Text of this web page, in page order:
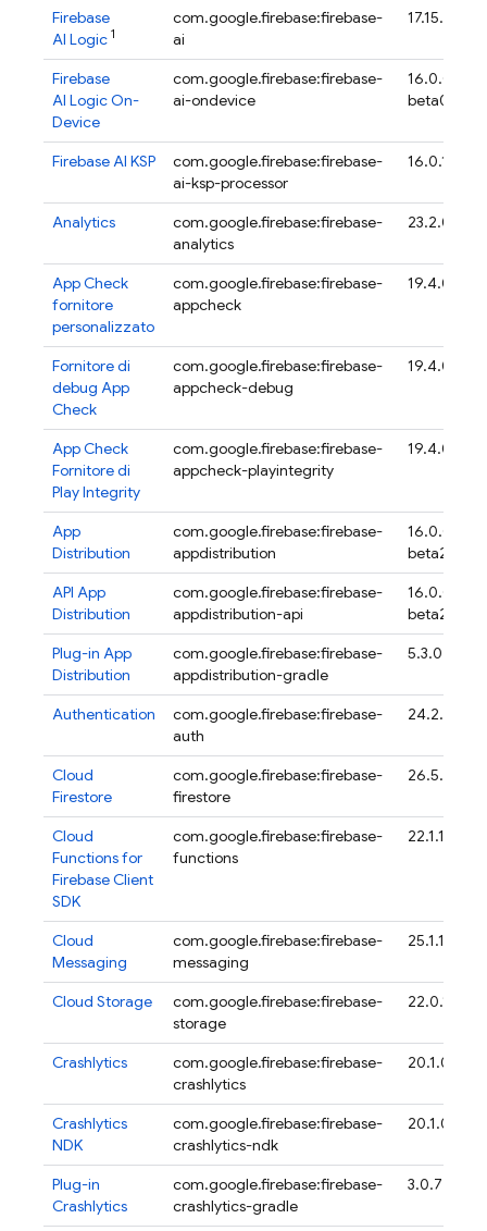
Firebase
AI Logic 1
com.google.firebase:firebase-
ai
17.15.0
Firebase
AI Logic On-
Device
com.google.firebase:firebase-
ai-ondevice
16.0.0-
beta04
Firebase AI KSP
com.google.firebase:firebase-
ai-ksp-processor
16.0.1
Analytics
com.google.firebase:firebase-
analytics
23.2.0
App Check
fornitore
personalizzato
com.google.firebase:firebase-
appcheck
19.4.0
Fornitore di
debug App
Check
com.google.firebase:firebase-
appcheck-debug
19.4.0
App Check
Fornitore di
Play Integrity
com.google.firebase:firebase-
appcheck-playintegrity
19.4.0
App
Distribution
com.google.firebase:firebase-
appdistribution
16.0.0-
beta20
API App
Distribution
com.google.firebase:firebase-
appdistribution-api
16.0.0-
beta20
Plug-in App
Distribution
com.google.firebase:firebase-
appdistribution-gradle
5.3.0
Authentication
com.google.firebase:firebase-
auth
24.2.0
Cloud
Firestore
com.google.firebase:firebase-
firestore
26.5.0
Cloud
Functions for
FirebaseClient
SDK
com.google.firebase:firebase-
functions
22.1.1
Cloud
Messaging
com.google.firebase:firebase-
messaging
25.1.1
Cloud Storage
com.google.firebase:firebase-
storage
22.0.1
Crashlytics
com.google.firebase:firebase-
crashlytics
20.1.0
Crashlytics
NDK
com.google.firebase:firebase-
crashlytics-ndk
20.1.0
Plug-in
Crashlytics
com.google.firebase:firebase-
crashlytics-gradle
3.0.7